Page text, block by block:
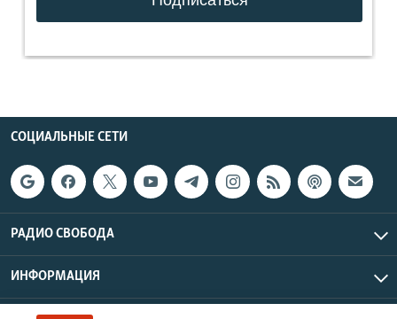
СОЦИАЛЬНЫЕ СЕТИ
РАДИО СВОБОДА
ИНФОРМАЦИЯ